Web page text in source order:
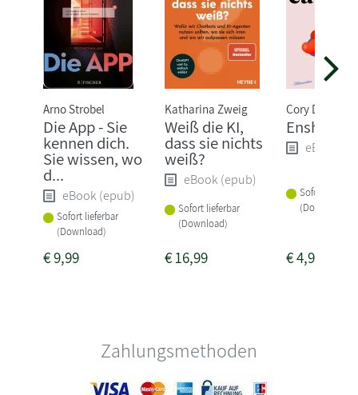
Arno Strobel
Die App - Sie
kennen dich.
Sie wissen, wo
d...
eBook (epub)
Sofort lieferbar
(Download)
€9,99
Katharina Zweig
Weiß die KI,
dass sie nichts
weiß?
eBook (epub)
Sofort lieferbar
(Download)
€16,99
Cory
eBook
Sofort
(Download)
€4,99
Zahlungsmethoden